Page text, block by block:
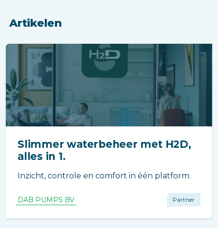
Artikelen
Slimmer waterbeheer met H2D,
alles in 1.
Inzicht, controle en comfort in één platform.
DAB PUMPS BV Partner